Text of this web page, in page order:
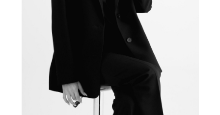
ИСКУССТВО, ИНВЕСТИЦИЯ И ДИЗАЙН ЖИЗНИ В
КАЖДОЙ ДЕТАЛИ СОПРИКОСНОВЕНИЯ С
ПРОСТРАНСТВОМ, ПОЛУЧАЯ КОМПЛЕКСНЫЙ
РЕЗУЛЬТАТ “ПОД КЛЮЧ”, ПРОЗРАЧНОСТЬ,
ПОДХОД, ПОНЯТНЫЙ БЮДЖЕТ И
КОТОРЫЙ ПОЗВОЛИТ ВАМ НАСЛАЖДАТЬСЯ
ПРОЕКТА И ЕГО ВОПЛОЩЕНИЕМ, А
ВЗАИМОПОНИМАНИЕ НА УРОВНЕ ОЩУЩЕНИЙ
ДЛЯ СОЗДАНИЯ ВАШЕЙ АТМОСФЕРЫ
Проектируем архитектуру, в которой эстетика
встречается с функцией, а ваш образ жизни – с
Каждый проект начинается с анализа участка,
будущего сценария жизни и визуальных
предпочтений клиента. Архитектор, дизайнер и
строители работают как единая команда с первых
эскизов до готовой архитектуры.